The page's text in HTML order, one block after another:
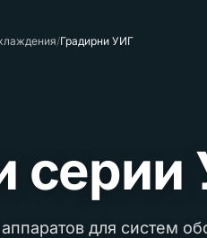
/Градирни УИГ
серии
для систем